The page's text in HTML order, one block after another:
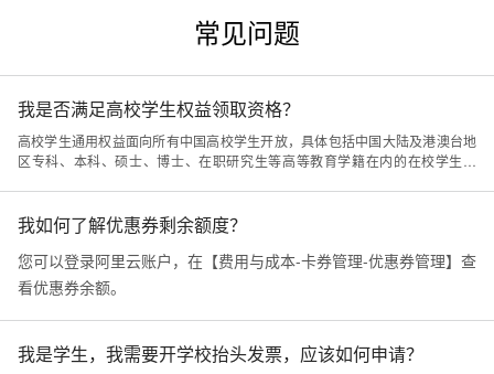
常见问题
我是否满足高校学生权益领取资格？
高校学生通用权益面向所有中国高校学生开放，具体包括中国大陆及港澳台地
区专科、本科、硕士、博士、在职研究生等高等教育学籍在内的在校学生人
我如何了解优惠券剩余额度？
您可以登录阿里云账户，在【费用与成本-卡券管理-优惠券管理】查
看优惠券余额。
我是学生，我需要开学校抬头发票，应该如何申请？